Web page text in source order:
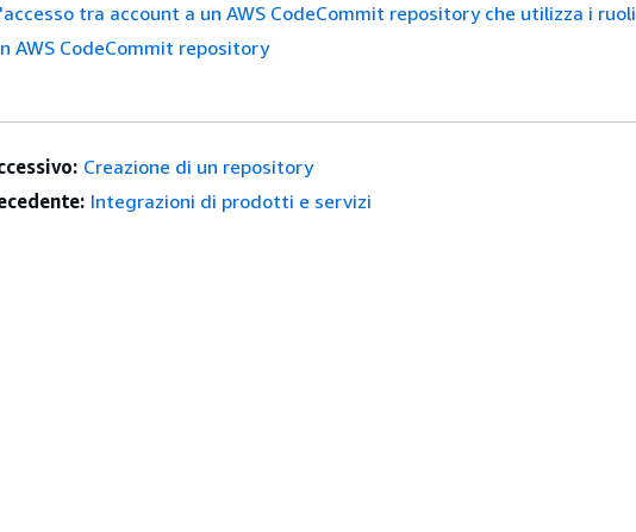
tra account a un AWS CodeCommit repository che utilizza i ruoli
AWS CodeCommit repository
Creazione di un repository
Integrazioni di prodotti e servizi